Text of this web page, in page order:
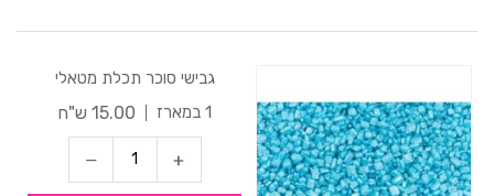
גבישי סוכר תכלת מטאלי
1 במארז
15.00 ש"ח